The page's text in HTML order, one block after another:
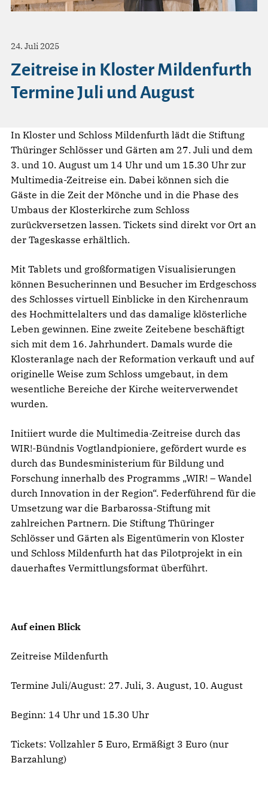
24. Juli 2025
Zeitreise in Kloster Mildenfurth
Termine Juli und August
In Kloster und Schloss Mildenfurth lädt die Stiftung
Thüringer Schlösser und Gärten am 27. Juli und dem
3. und 10. August um 14 Uhr und um 15.30 Uhr zur
Multimedia-Zeitreise ein. Dabei können sich die
Gäste in die Zeit der Mönche und in die Phase des
Umbaus der Klosterkirche zum Schloss
zurückversetzen lassen. Tickets sind direkt vor Ort an
der Tageskasse erhältlich.
Mit Tablets und großformatigen Visualisierungen
können Besucherinnen und Besucher im Erdgeschoss
des Schlosses virtuell Einblicke in den Kirchenraum
des Hochmittelalters und das damalige klösterliche
Leben gewinnen. Eine zweite Zeitebene beschäftigt
sich mit dem 16. Jahrhundert. Damals wurde die
Klosteranlage nach der Reformation verkauft und auf
originelle Weise zum Schloss umgebaut, in dem
wesentliche Bereiche der Kirche weiterverwendet
wurden.
Initiiert wurde die Multimedia-Zeitreise durch das
WIR!-Bündnis Vogtlandpioniere, gefördert wurde es
durch das Bundesministerium für Bildung und
Forschung innerhalb des Programms „WIR! – Wandel
durch Innovation in der Region“. Federführend für die
Umsetzung war die Barbarossa-Stiftung mit
zahlreichen Partnern. Die Stiftung Thüringer
Schlösser und Gärten als Eigentümerin von Kloster
und Schloss Mildenfurth hat das Pilotprojekt in ein
dauerhaftes Vermittlungsformat überführt.
Auf einen Blick
Zeitreise Mildenfurth
Termine Juli/August: 27. Juli, 3. August, 10. August
Beginn: 14 Uhr und 15.30 Uhr
Tickets: Vollzahler 5 Euro, Ermäßigt 3 Euro (nur
Barzahlung)